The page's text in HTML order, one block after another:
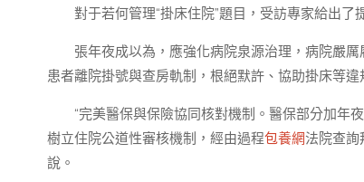
對于若何管理“掛床住院”題目，受訪專家給出了
張年夜成以為，應強化病院泉源治理，病院嚴
患者離院掛號與查房軌制，根絕默許、協助掛床等違
“完美醫保與保險協同核對機制。醫保部分加年
樹立住院公道性審核機制，經由過程包養網法院查詢
說。